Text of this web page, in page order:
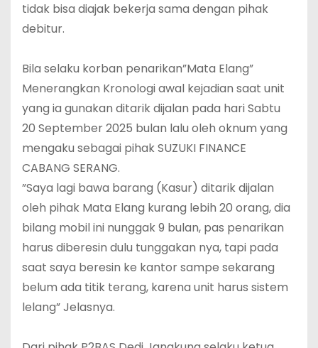
tidak bisa diajak bekerja sama dengan pihak
debitur.
‎Bila selaku korban penarikan”Mata Elang”
Menerangkan Kronologi awal kejadian saat unit
yang ia gunakan ditarik dijalan pada hari Sabtu
20 September 2025 bulan lalu oleh oknum yang
mengaku sebagai pihak SUZUKI FINANCE
CABANG SERANG.
‎”Saya lagi bawa barang (Kasur) ditarik dijalan
oleh pihak Mata Elang kurang lebih 20 orang, dia
bilang mobil ini nunggak 9 bulan, pas penarikan
harus diberesin dulu tunggakan nya, tapi pada
saat saya beresin ke kantor sampe sekarang
belum ada titik terang, karena unit harus sistem
lelang” Jelasnya.